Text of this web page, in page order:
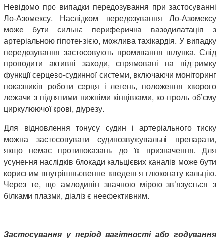
Невідомо про випадки передозування при застосуванні
Ло-Азомексу. Наслідком передозування Ло-Азомексу
може бути сильна периферична вазодилатація з
артеріальною гіпотензією, можлива тахікардія. У випадку
передозування застосовують промивання шлунка. Слід
проводити активні заходи, спрямовані на підтримку
функції серцево-судинної системи, включаючи моніторинг
показників роботи серця і легень, положення хворого
лежачи з піднятими нижніми кінцівками, контроль об’єму
циркулюючої крові, діурезу.
Для відновлення тонусу судин і артеріального тиску
можна застосовувати судинозвужувальні препарати,
якщо немає протипоказань до їх призначення. Для
усунення наслідків блокади кальцієвих каналів може бути
корисним внутрішньовенне введення глюконату кальцію.
Через те, що амлодипін значною мірою зв’язується з
білками плазми, діаліз є неефективним.
Застосування у період вагітності або годування